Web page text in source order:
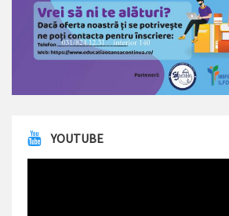
YOUTUBE